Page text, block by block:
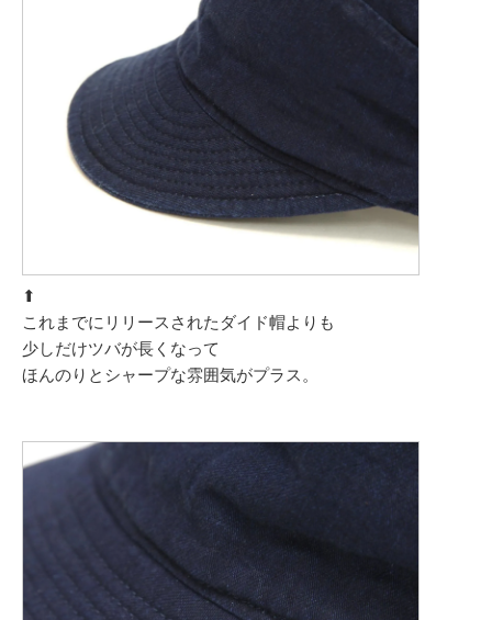
⬆︎
これまでにリリースされたダイド帽よりも
少しだけツバが長くなって
ほんのりとシャープな雰囲気がプラス。